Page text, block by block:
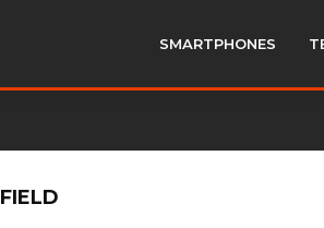
SMARTPHONES